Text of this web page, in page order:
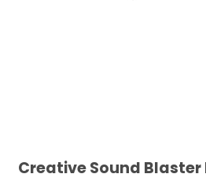
Creative Sound Blaster